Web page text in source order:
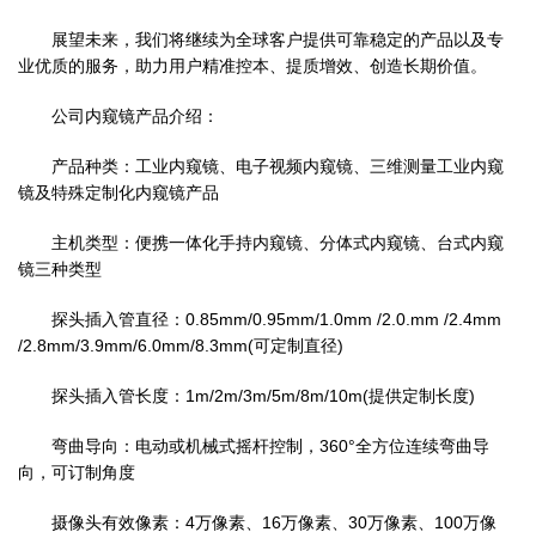
展望未来，我们将继续为全球客户提供可靠稳定的产品以及专
业优质的服务，助力用户精准控本、提质增效、创造长期价值。
公司内窥镜产品介绍：
产品种类：工业内窥镜、电子视频内窥镜、三维测量工业内窥
镜及特殊定制化内窥镜产品
主机类型：便携一体化手持内窥镜、分体式内窥镜、台式内窥
镜三种类型
探头插入管直径：0.85mm/0.95mm/1.0mm /2.0.mm /2.4mm
/2.8mm/3.9mm/6.0mm/8.3mm(可定制直径)
探头插入管长度：1m/2m/3m/5m/8m/10m(提供定制长度)
弯曲导向：电动或机械式摇杆控制，360°全方位连续弯曲导
向，可订制角度
摄像头有效像素：4万像素、16万像素、30万像素、100万像